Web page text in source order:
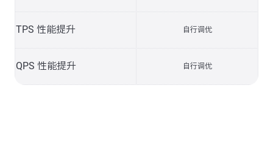
TPS 性能提升 自行调优
QPS 性能提升 自行调优